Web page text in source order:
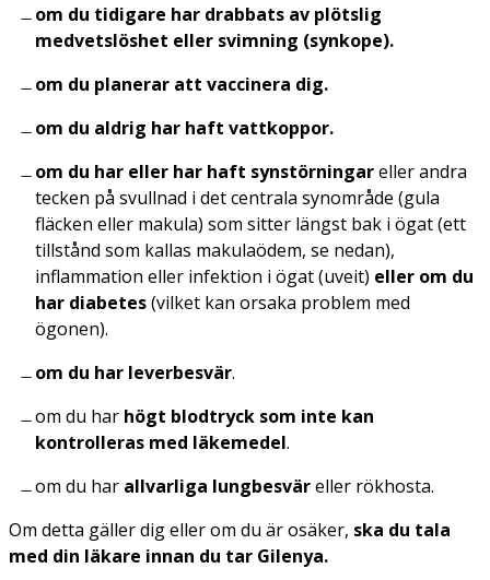
om du tidigare har drabbats av plötslig
medvetslöshet eller svimning (synkope).
om du planerar att vaccinera dig.
om du aldrig har haft vattkoppor.
om du har eller har haft synstörningareller andra
tecken på svullnad i det centrala synområde (gula
fläcken eller makula) som sitter längst bak i ögat (ett
tillstånd som kallas makulaödem, se nedan),
inflammation eller infektion i ögat (uveit) eller om du
har diabetes(vilket kan orsaka problem med
ögonen).
om du har leverbesvär.
om du har högt blodtryck som inte kan
kontrolleras med läkemedel.
om du har allvarliga lungbesväreller rökhosta.
Om detta gäller dig eller om du är osäker, ska du tala
med din läkare innan du tar Gilenya.